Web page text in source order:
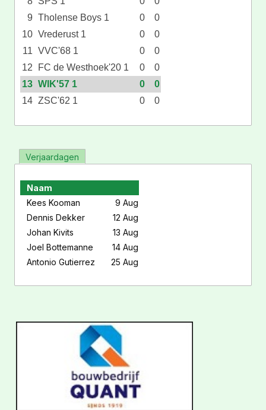
9 Tholense Boys 1 0
0
10 Vrederust 1 0
0
11 VVC'68 1 0
0
12
FC de Westhoek'20 1 0
0
13 WIK'57 1 0
0
14 ZSC'62 1 0 0
Verjaardagen
Naam
Kees Kooman
9 Aug
Dennis Dekker
12 Aug
Johan Kivits
13 Aug
Joel Bottemanne
14 Aug
Antonio Gutierrez
25 Aug